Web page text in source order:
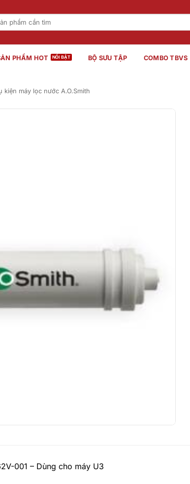
PHẨM HOT BỘ SƯU TẬP COMBO TBVS
kiện máy lọc nước A.O.Smith
001 – Dùng cho máy U3